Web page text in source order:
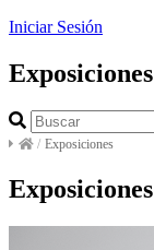
Iniciar Sesión
Exposiciones
/ Exposiciones
Exposiciones